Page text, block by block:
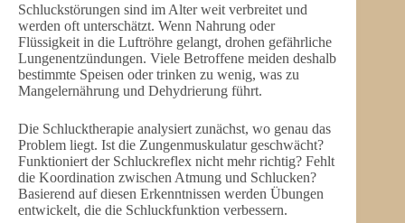
Schluckstörungen sind im Alter weit verbreitet und
werden oft unterschätzt. Wenn Nahrung oder
Flüssigkeit in die Luftröhre gelangt, drohen gefährliche
Lungenentzündungen. Viele Betroffene meiden deshalb
bestimmte Speisen oder trinken zu wenig, was zu
Mangelernährung und Dehydrierung führt.
Die Schlucktherapie analysiert zunächst, wo genau das
Problem liegt. Ist die Zungenmuskulatur geschwächt?
Funktioniert der Schluckreflex nicht mehr richtig? Fehlt
die Koordination zwischen Atmung und Schlucken?
Basierend auf diesen Erkenntnissen werden Übungen
entwickelt, die die Schluckfunktion verbessern.